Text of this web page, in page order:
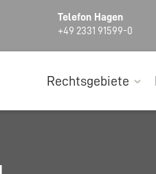
Telefon Hagen
+49 2331 91599-0
Rechtsgebiete